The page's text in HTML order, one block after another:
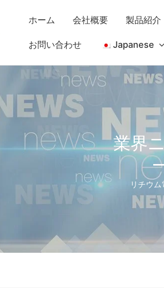
ホーム 会社概要 製品紹介
お問い合わせ Japanese
業界
リチウム